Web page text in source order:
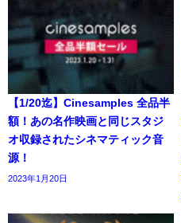
【1/20迄】Cinesamples 全品半
額！あの名作映画と同じスタジ
オ収録されたシネマティック音
源！
2023年1月20日